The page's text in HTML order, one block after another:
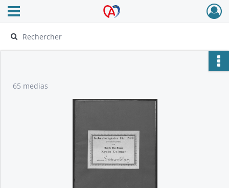
Archives Alsace - Colmar
Ouvrir le menu déroulant
65 medias